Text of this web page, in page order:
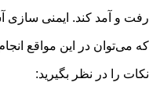
رفت و آمد کند. ایمنی سازی
که می‌توان در این مواقع
نکات را در نظر بگیرید: